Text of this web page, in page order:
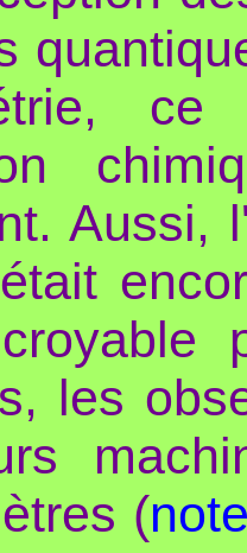
Aussi,
les
(